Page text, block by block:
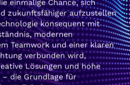
zukunftsfähiger aufzustellen
konsequent mit
modernen
Teamwork und einer klaren
verbunden wird,
Lösungen und hohe
– die Grundlage für
KI-Zeitalter.